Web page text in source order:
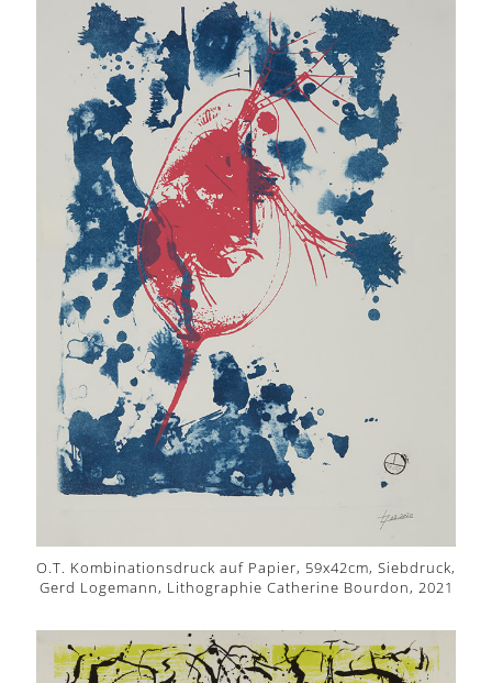
O.T. Kombinationsdruck auf Papier, 59x42cm, Siebdruck,
Gerd Logemann, Lithographie Catherine Bourdon, 2021